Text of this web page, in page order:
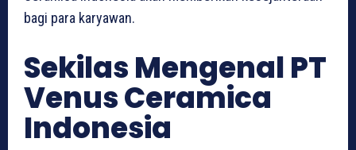
bagi para karyawan.
Sekilas Mengenal PT
Venus Ceramica
Indonesia